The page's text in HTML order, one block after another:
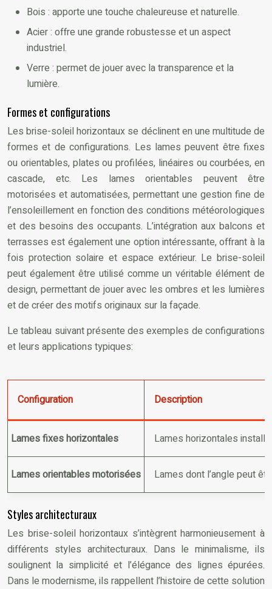
Bois : apporte une touche chaleureuse et naturelle.
Acier : offre une grande robustesse et un aspect
industriel.
Verre : permet de jouer avec la transparence et la
lumière.
Formes et configurations
Les brise-soleil horizontaux se déclinent en une multitude de
formes et de configurations. Les lames peuvent être fixes
ou orientables, plates ou profilées, linéaires ou courbées, en
cascade, etc. Les lames orientables peuvent être
motorisées et automatisées, permettant une gestion fine de
l’ensoleillement en fonction des conditions météorologiques
et des besoins des occupants. L’intégration aux balcons et
terrasses est également une option intéressante, offrant à la
fois protection solaire et espace extérieur. Le brise-soleil
peut également être utilisé comme un véritable élément de
design, permettant de jouer avec les ombres et les lumières
et de créer des motifs originaux sur la façade.
Le tableau suivant présente des exemples de configurations
et leurs applications typiques:
Configuration Description
Lames fixes horizontales Lames horizontales
Lames orientables motorisées Lames dont l’angle peut
Styles architecturaux
Les brise-soleil horizontaux s’intègrent harmonieusement à
différents styles architecturaux. Dans le minimalisme, ils
soulignent la simplicité et l’élégance des lignes épurées.
Dans le modernisme, ils rappellent l’histoire de cette solution